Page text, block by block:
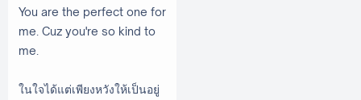
You are the perfect one for
me. Cuz you're so kind to
me.
ในใจได้แต่เพียงหวังให้เป็นอยู่